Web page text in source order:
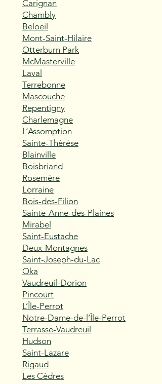
Carignan
Chambly
Beloeil
Mont-Saint-Hilaire
Otterburn Park
McMasterville
Laval
Terrebonne
Mascouche
Repentigny
Charlemagne
L’Assomption
Sainte-Thérèse
Blainville
Boisbriand
Rosemère
Lorraine
Bois-des-Filion
Sainte-Anne-des-Plaines
Mirabel
Saint-Eustache
Deux-Montagnes
Saint-Joseph-du-Lac
Oka
Vaudreuil-Dorion
Pincourt
L’Île-Perrot
Notre-Dame-de-l’Île-Perrot
Terrasse-Vaudreuil
Hudson
Saint-Lazare
Rigaud
Les Cèdres